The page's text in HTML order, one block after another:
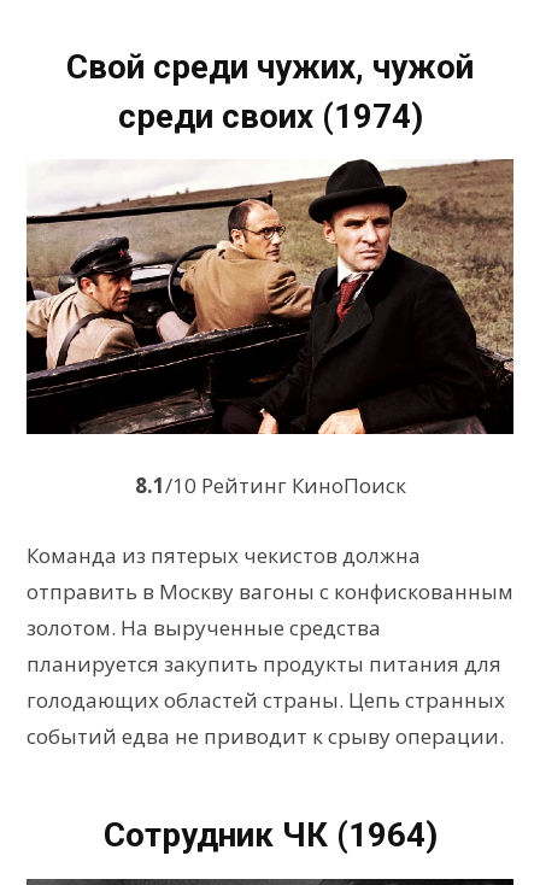
Свой среди чужих, чужой
среди своих (1974)
8.1/10 Рейтинг КиноПоиск
Команда из пятерых чекистов должна
отправить в Москву вагоны с конфискованным
золотом. На вырученные средства
планируется закупить продукты питания для
голодающих областей страны. Цепь странных
событий едва не приводит к срыву операции.
Сотрудник ЧК (1964)